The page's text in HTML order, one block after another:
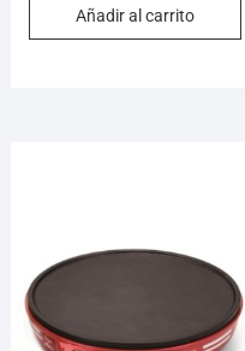
Añadir al carrito